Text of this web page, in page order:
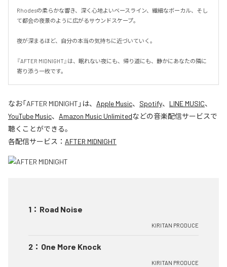
Rhodesの柔らかな響き、深く心地よいベースライン、繊細なボーカル、そし
て都会の夜景のように広がるサウンドスケープ。
夜が深まるほど、自分の本当の気持ちに近づいていく。
『AFTER MIDNIGHT』は、眠れない夜にも、帰り道にも、静かにあなたの隣に
寄り添う一枚です。
なお「AFTER MIDNIGHT 」は、 Apple Music、 Spotify、 LINE MUSIC、
YouTube Music、 Amazon Music Unlimitedなどの音楽配信サービスで
聴くことができる。
各配信サービス： AFTER MIDNIGHT
1 ： Road Noise
KIRITAN PRODUCE
2 ： One More Knock
KIRITAN PRODUCE